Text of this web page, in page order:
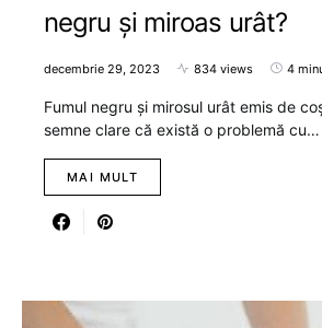
negru și miroas urât?
decembrie 29, 2023 834 views 4
Fumul negru și mirosul urât emis de
semne clare că există o problemă cu…
MAI MULT